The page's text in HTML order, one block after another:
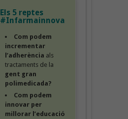
Els 5 reptes
#Infarmainnova
Com podem
incrementar
l’adherència als
tractaments de la
gent gran
polimedicada?
Com podem
innovar per
millorar l’educació